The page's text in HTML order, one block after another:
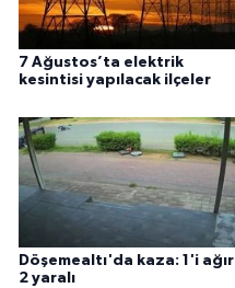
7 Ağustos’ta elektrik
kesintisi yapılacak ilçeler
Döşemealtı'da kaza: 1'i ağır
2 yaralı